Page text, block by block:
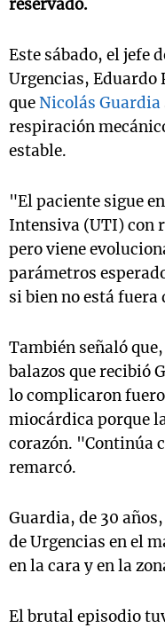
reservado.
Este sábado, el jefe
Urgencias, Eduardo
queNicolás Guardia
respiración
estable.
"El paciente sigue
Intensiva (UTI) con
pero viene
parámetros
si bien no está
También señaló
balazos que recibió
lo complicaron
miocárdica porque
corazón. "Continúa
remarcó.
Guardia, de 30
de Urgencias en el
en la cara y en la
El brutal episodio